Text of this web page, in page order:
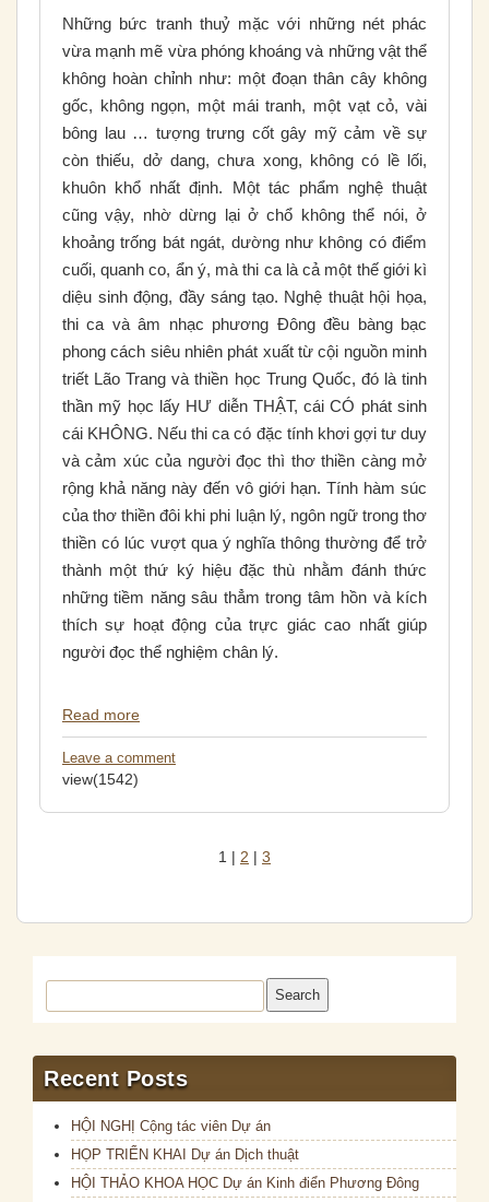
Những bức tranh thuỷ mặc với những nét phác
vừa mạnh mẽ vừa phóng khoáng và những vật thể
không hoàn chỉnh như: một đoạn thân cây không
gốc, không ngọn, một mái tranh, một vạt cỏ, vài
bông lau … tượng trưng cốt gây mỹ cảm về sự
còn thiếu, dở dang, chưa xong, không có lề lối,
khuôn khổ nhất định. Một tác phẩm nghệ thuật
cũng vậy, nhờ dừng lại ở chổ không thể nói, ở
khoảng trống bát ngát, dường như không có điểm
cuối, quanh co, ẩn ý, mà thi ca là cả một thế giới kì
diệu sinh động, đầy sáng tạo. Nghệ thuật hội họa,
thi ca và âm nhạc phương Đông đều bàng bạc
phong cách siêu nhiên phát xuất từ cội nguồn minh
triết Lão Trang và thiền học Trung Quốc, đó là tinh
thần mỹ học lấy HƯ diễn THẬT, cái CÓ phát sinh
cái KHÔNG. Nếu thi ca có đặc tính khơi gợi tư duy
và cảm xúc của người đọc thì thơ thiền càng mở
rộng khả năng này đến vô giới hạn. Tính hàm súc
của thơ thiền đôi khi phi luận lý, ngôn ngữ trong thơ
thiền có lúc vượt qua ý nghĩa thông thường để trở
thành một thứ ký hiệu đặc thù nhằm đánh thức
những tiềm năng sâu thẳm trong tâm hồn và kích
thích sự hoạt động của trực giác cao nhất giúp
người đọc thể nghiệm chân lý.
Read more
Leave a comment
view(1542)
1 | 2 | 3
Search
Recent Posts
HỘI NGHỊ Cộng tác viên Dự án
HỌP TRIỂN KHAI Dự án Dịch thuật
HỘI THẢO KHOA HỌC Dự án Kinh điển Phương Đông